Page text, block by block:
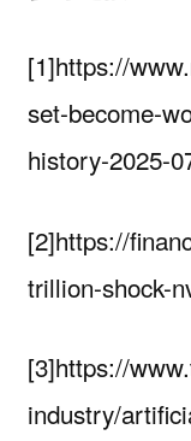
[1]https://
set-become-
history-2025-
[2]https://
trillion-shock-
[3]https://
industry/